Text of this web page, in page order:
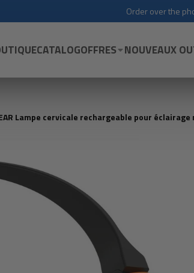
Order over the
CATALOGOFFRES NOUVEAUX
Lampe cervicale rechargeable pour